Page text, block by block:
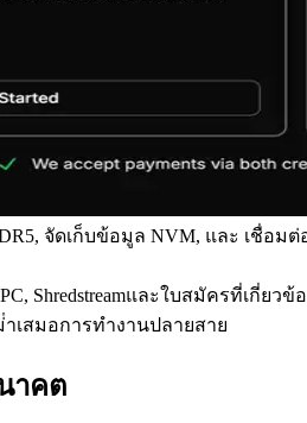
จัดเก็บข้อมูล NVM, และ เชื่อ
Shredstreamและใบสมัครที่เกี่
เสมอการทํางานปลายสาย
าคต